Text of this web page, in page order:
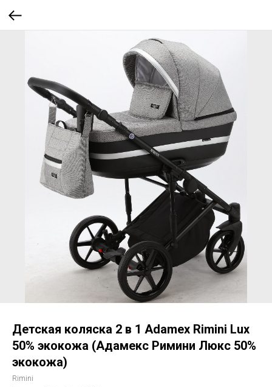
Детская коляска 2 в 1 Adamex Rimini Lux
50% экокожа (Адамекс Римини Люкс 50%
экокожа)
Rimini